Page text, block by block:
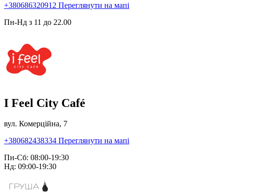
+380686320912 Переглянути на мапі
Пн-Нд з 11 до 22.00
I Feel City Café
вул. Комерційна, 7
+380682438334 Переглянути на мапі
Пн-Сб: 08:00-19:30
Нд: 09:00-19:30